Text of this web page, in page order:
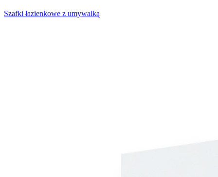
Szafki łazienkowe z umywalką